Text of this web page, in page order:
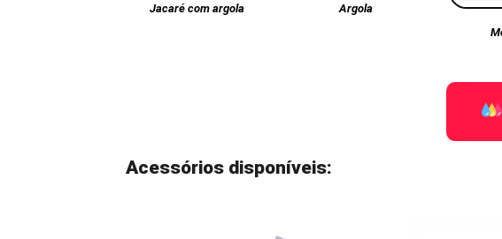
Jacaré com argola
Argola
Acessórios disponíveis: